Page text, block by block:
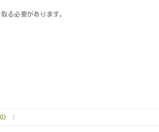
る必要があります。